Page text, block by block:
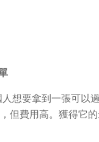
想要拿到一張可
費用高。獲得它